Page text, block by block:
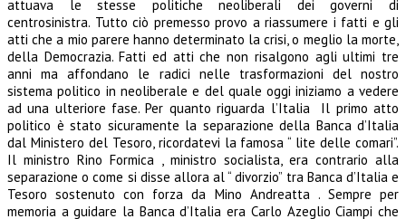
attuava le stesse politiche neoliberali dei governi di
centrosinistra. Tutto ciò premesso provo a riassumere i fatti e gli
atti che a mio parere hanno determinato la crisi, o meglio la morte,
della Democrazia. Fatti ed atti che non risalgono agli ultimi tre
anni ma affondano le radici nelle trasformazioni del nostro
sistema politico in neoliberale e del quale oggi iniziamo a vedere
ad una ulteriore fase. Per quanto riguarda l’Italia Il primo atto
politico è stato sicuramente la separazione della Banca d’Italia
dal Ministero del Tesoro, ricordatevi la famosa “ lite delle comari”.
Il ministro Rino Formica , ministro socialista, era contrario alla
separazione o come si disse allora al “ divorzio” tra Banca d’Italia e
Tesoro sostenuto con forza da Mino Andreatta . Sempre per
memoria a guidare la Banca d’Italia era Carlo Azeglio Ciampi che